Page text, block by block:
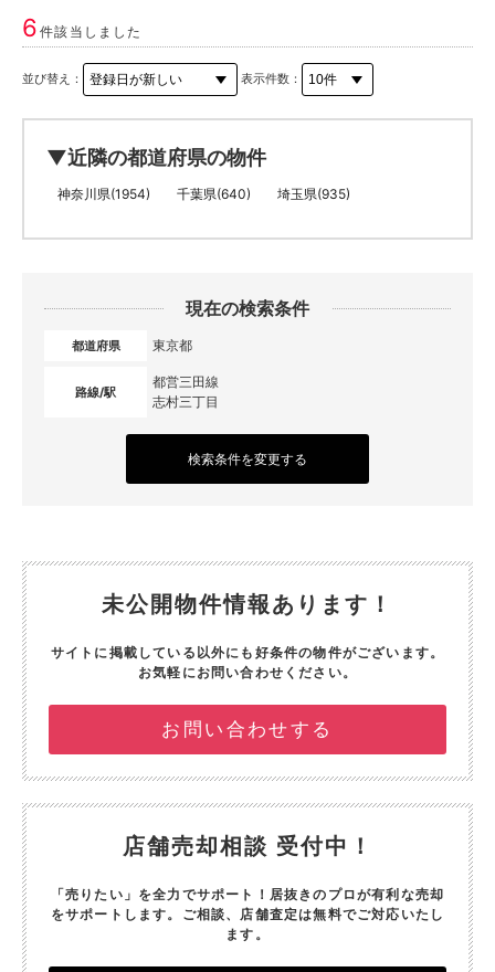
6件該当しました
並び替え： 表示件数：
▼近隣の都道府県の物件
神奈川県(1954) 千葉県(640) 埼玉県(935)
現在の検索条件
都道府県 東京都
路線/駅
都営三田線
志村三丁目
検索条件を変更する
未公開物件情報あります！
サイトに掲載している以外にも好条件の物件がございます。
お気軽にお問い合わせください。
お問い合わせする
店舗売却相談 受付中！
「売りたい」を全力でサポート！ 居抜きのプロが有利な売却
をサポートします。 ご相談、店舗査定は無料でご対応いたし
ます。